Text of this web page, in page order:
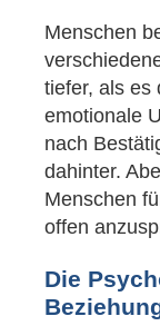
Menschen
tiefer, als es
emotionale
nach
dahinter.
Menschen
offen
Die